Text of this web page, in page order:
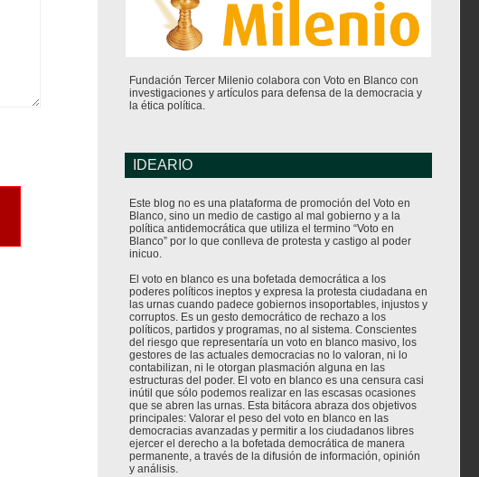
Fundación Tercer Milenio colabora con Voto en Blanco con
investigaciones y artículos para defensa de la democracia y
la ética política.
IDEARIO
Este blog no es una plataforma de promoción del Voto en
Blanco, sino un medio de castigo al mal gobierno y a la
política antidemocrática que utiliza el termino “Voto en
Blanco” por lo que conlleva de protesta y castigo al poder
inicuo.
El voto en blanco es una bofetada democrática a los
poderes políticos ineptos y expresa la protesta ciudadana en
las urnas cuando padece gobiernos insoportables, injustos y
corruptos. Es un gesto democrático de rechazo a los
políticos, partidos y programas, no al sistema. Conscientes
del riesgo que representaría un voto en blanco masivo, los
gestores de las actuales democracias no lo valoran, ni lo
contabilizan, ni le otorgan plasmación alguna en las
estructuras del poder. El voto en blanco es una censura casi
inútil que sólo podemos realizar en las escasas ocasiones
que se abren las urnas. Esta bitácora abraza dos objetivos
principales: Valorar el peso del voto en blanco en las
democracias avanzadas y permitir a los ciudadanos libres
ejercer el derecho a la bofetada democrática de manera
permanente, a través de la difusión de información, opinión
y análisis.